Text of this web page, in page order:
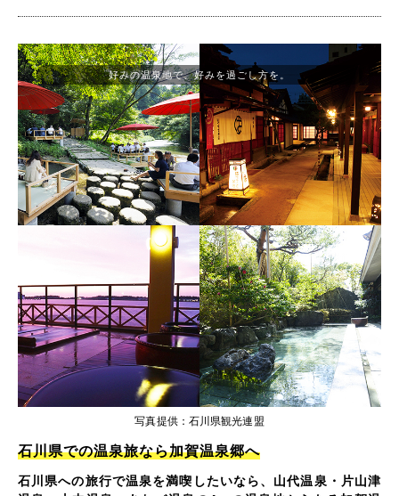
石川県での温泉旅なら加賀温泉郷へ
石川県への旅行で温泉を満喫したいなら、山代温泉・片山津
好みの温泉地で、好みを過ごし方を。
写真提供：石川県観光連盟